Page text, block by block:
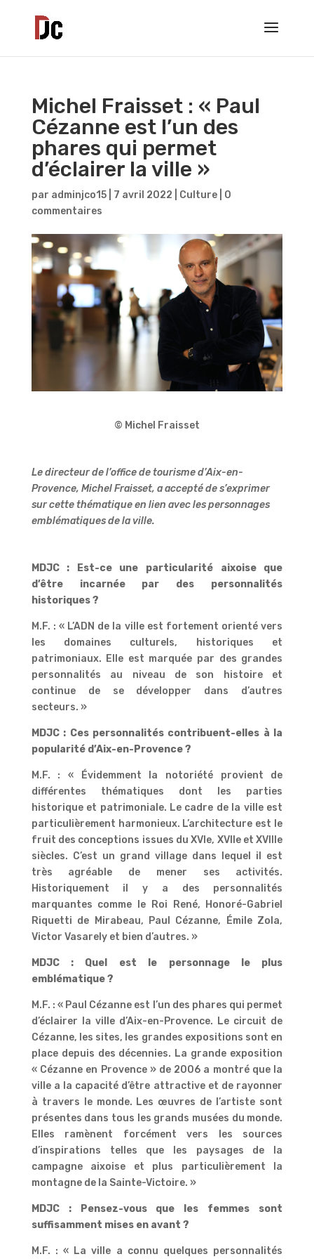
Michel Fraisset : « Paul
Cézanne est l’un des
phares qui permet
d’éclairer la ville »
par adminjco15| 7 avril 2022 Culture| 0
commentaires
© Michel Fraisset
Le directeur de l’office de tourisme d’Aix-en-
Provence, Michel Fraisset, a accepté de s’exprimer
sur cette thématique en lien avec les personnages
emblématiques de la ville.
MDJC : Est-ce une particularité aixoise que
d’être incarnée par des personnalités
historiques ?
M.F. : « L’ADN de la ville est fortement orienté vers
les domaines culturels, historiques et
patrimoniaux. Elle est marquée par des grandes
personnalités au niveau de son histoire et
continue de se développer dans d’autres
secteurs. »
MDJC : Ces personnalités contribuent-elles à la
popularité d’Aix-en-Provence ?
M.F. : « Évidemment la notoriété provient de
différentes thématiques dont les parties
historique et patrimoniale. Le cadre de la ville est
particulièrement harmonieux. L’architecture est le
fruit des conceptions issues du XVIe, XVIIe et XVIIIe
siècles. C’est un grand village dans lequel il est
très agréable de mener ses activités.
Historiquement il y a des personnalités
marquantes comme le Roi René, Honoré-Gabriel
Riquetti de Mirabeau, Paul Cézanne, Émile Zola,
Victor Vasarely et bien d’autres. »
MDJC : Quel est le personnage le plus
emblématique ?
M.F. : « Paul Cézanne est l’un des phares qui permet
d’éclairer la ville d’Aix-en-Provence. Le circuit de
Cézanne, les sites, les grandes expositions sont en
place depuis des décennies. La grande exposition
« Cézanne en Provence » de 2006 a montré que la
ville a la capacité d’être attractive et de rayonner
à travers le monde. Les œuvres de l’artiste sont
présentes dans tous les grands musées du monde.
Elles ramènent forcément vers les sources
d’inspirations telles que les paysages de la
campagne aixoise et plus particulièrement la
montagne de la Sainte-Victoire. »
MDJC : Pensez-vous que les femmes sont
suffisamment mises en avant ?
M.F. : « La ville a connu quelques personnalités